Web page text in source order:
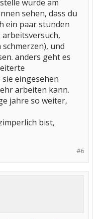
würde am
sehen, dass du
ein paar stunden
arbeitsversuch,
und
anders geht es
eingesehen
arbeiten kann.
jahre so weiter,
bist,
#6